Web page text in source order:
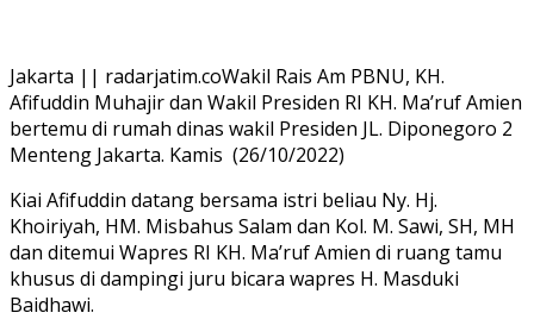
Jakarta || radarjatim.coWakil Rais Am PBNU, KH.
Afifuddin Muhajir dan Wakil Presiden RI KH. Ma’ruf Amien
bertemu di rumah dinas wakil Presiden JL. Diponegoro 2
Menteng Jakarta. Kamis (26/10/2022)
Kiai Afifuddin datang bersama istri beliau Ny. Hj.
Khoiriyah, HM. Misbahus Salam dan Kol. M. Sawi, SH, MH
dan ditemui Wapres RI KH. Ma’ruf Amien di ruang tamu
khusus di dampingi juru bicara wapres H. Masduki
Baidhawi.